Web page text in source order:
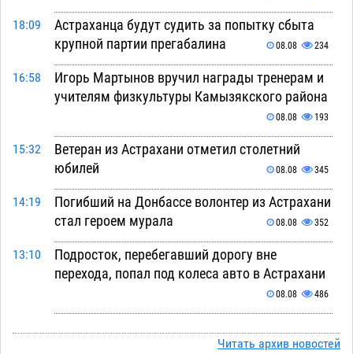
18:09
Астраханца будут судить за попытку сбыта
крупной партии прегабалина
08.08 234
16:58
Игорь Мартынов вручил награды тренерам и
учителям физкультуры Камызякского района
08.08 193
15:32
Ветеран из Астрахани отметил столетний
юбилей
08.08 345
14:19
Погибший на Донбассе волонтер из Астрахани
стал героем мурала
08.08 352
13:10
Подросток, перебегавший дорогу вне
перехода, попал под колеса авто в Астрахани
08.08 486
получить зарплату за честный трудЧитать архив новостей